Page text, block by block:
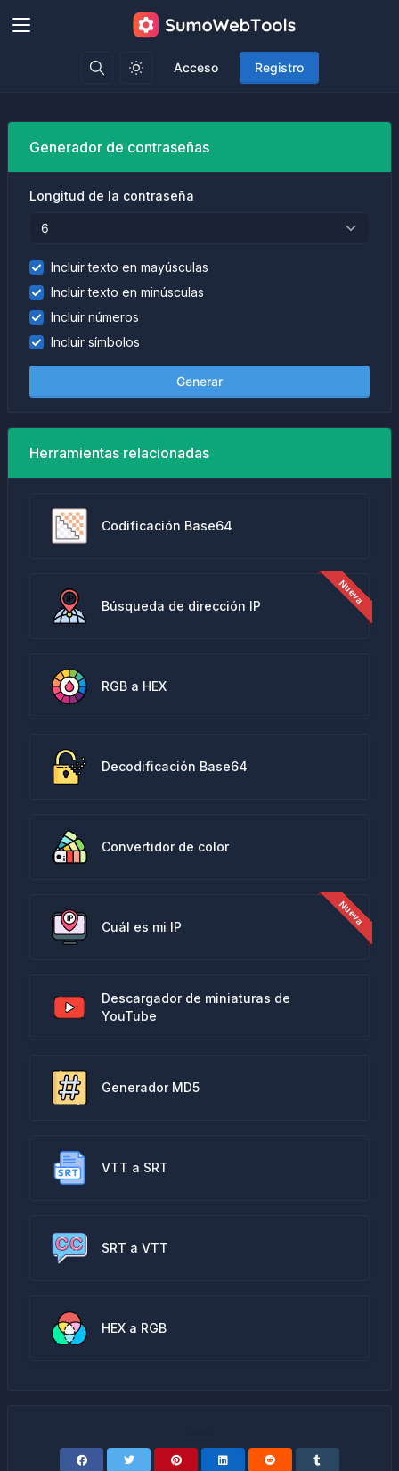
Acceso Registro
Generador de contraseñas
Longitud de la contraseña
Incluir texto en mayúsculas
Incluir texto en minúsculas
Incluir números
Incluir símbolos
Generar
Herramientas relacionadas
Codificación Base64
Búsqueda de dirección IP
RGB a HEX
Decodificación Base64
Convertidor de color
Cuál es mi IP
Descargador de miniaturas de
YouTube
Generador MD5
VTT a SRT
SRT a VTT
HEX a RGB